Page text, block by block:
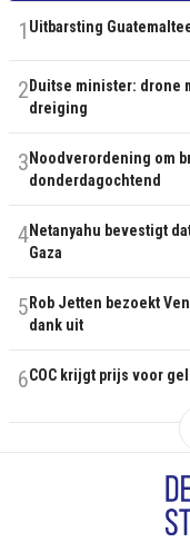
1 Uitbarsting
2 Duitse minister: drone
dreiging
3 Noodverordening om
donderdagochtend
4Netanyahu bevestigt
Gaza
5 Rob Jetten bezoekt
dank uit
6COC krijgt prijs voor